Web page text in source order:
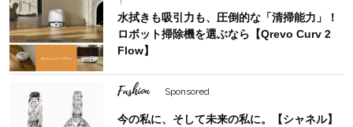
水拭きも吸引力も、圧倒的な「清掃能力」！
ロボット掃除機を選ぶなら【Qrevo Curv 2
Flow】
Fashion Sponsored
今の私に、そして未来の私に。【シャネル】